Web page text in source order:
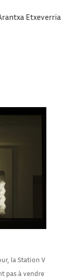
Etxeverria
la Station V
pas à vendre